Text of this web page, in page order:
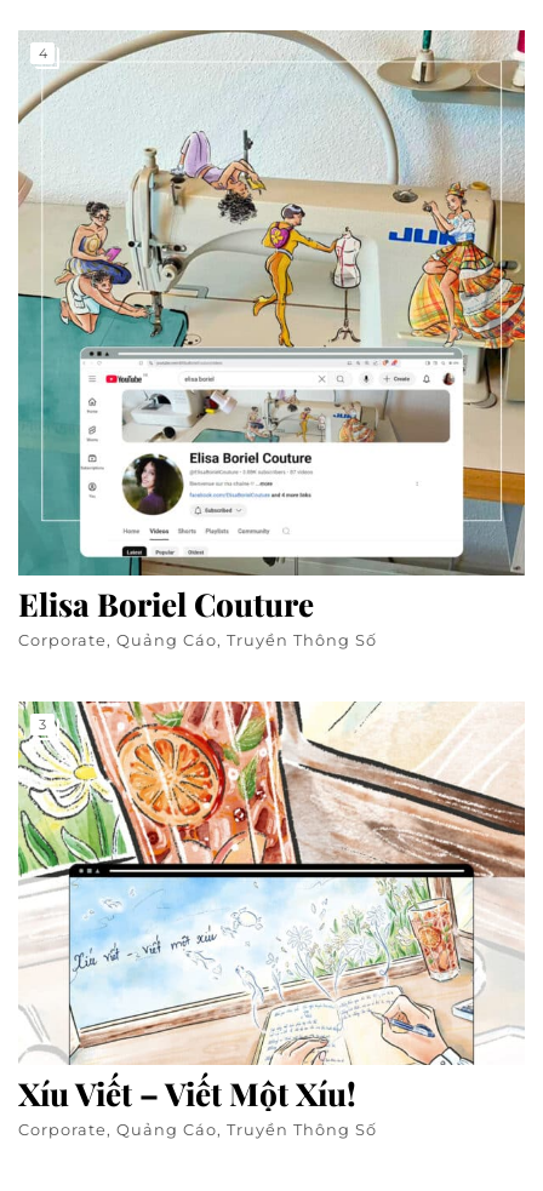
4
Elisa Boriel Couture
Corporate, Quảng Cáo, Truyền Thông Số
3
Xíu Viết – Viết Một Xíu!
Corporate, Quảng Cáo, Truyền Thông Số